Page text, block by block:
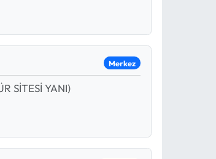
Merkez
SİTESİ YANI)